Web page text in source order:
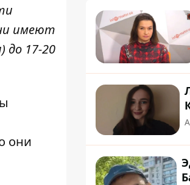
имеют
до 17-20
они